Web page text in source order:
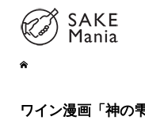
ワイン漫画「神の